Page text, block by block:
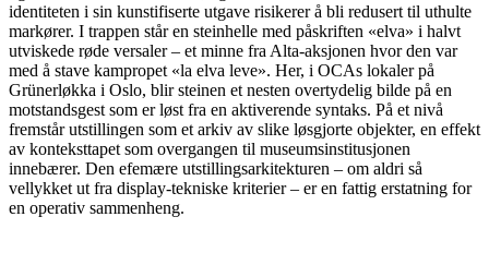
identiteten i sin kunstifiserte utgave risikerer å bli redusert til uthulte
markører. I trappen står en steinhelle med påskriften «elva» i halvt
utviskede røde versaler – et minne fra Alta-aksjonen hvor den var
med å stave kampropet «la elva leve». Her, i OCAs lokaler på
Grünerløkka i Oslo, blir steinen et nesten overtydelig bilde på en
motstandsgest som er løst fra en aktiverende syntaks. På et nivå
fremstår utstillingen som et arkiv av slike løsgjorte objekter, en effekt
av konteksttapet som overgangen til museumsinstitusjonen
innebærer. Den efemære utstillingsarkitekturen – om aldri så
vellykket ut fra display-tekniske kriterier – er en fattig erstatning for
en operativ sammenheng.